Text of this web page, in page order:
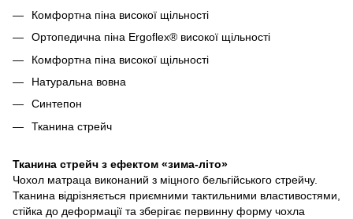
Комфортна піна високої щільності
Ортопедична піна Ergoflex® високої щільності
Комфортна піна високої щільності
Натуральна вовна
Синтепон
Тканина стрейч
Тканина стрейч з ефектом «зима-літо»
Чохол матраца виконаний з міцного бельгійського стрейчу.
Тканина відрізняється приємними тактильними властивостями,
стійка до деформації та зберігає первинну форму чохла